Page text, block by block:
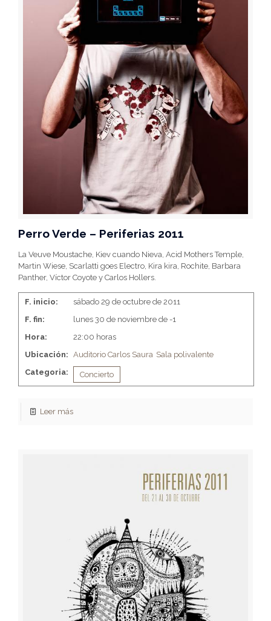
Perro Verde – Periferias 2011
La Veuve Moustache, Kiev cuando Nieva, Acid Mothers Temple,
Martin Wiese, Scarlatti goes Electro, Kira kira, Rochite, Barbara
Panther, Víctor Coyote y Carlos Hollers.
F. inicio:
sábado 29 de octubre de 2011
F. fin:
lunes 30 de noviembre de -1
Hora:
22:00 horas
Ubicación: Auditorio Carlos Saura Sala polivalente
Categoria:
Concierto
Leer más